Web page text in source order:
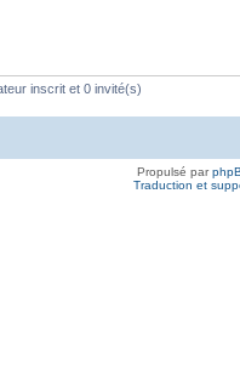
inscrit et 0 invité(s)
Propulsé par
Traduction et